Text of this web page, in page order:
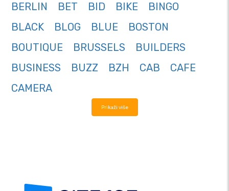
BERLIN
BET BID BIKE
BINGO
BLACK
BLOG BLUE
BOSTON
BOUTIQUE
BRUSSELS
BUILDERS
BUSINESS
BUZZ BZH CAB
CAFE
CAMERA
Prikaži više